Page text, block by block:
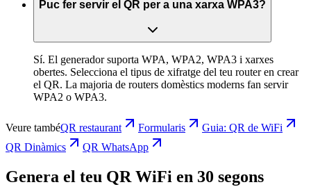
Puc fer servir el QR per a una xarxa WPA3?
Sí. El generador suporta WPA, WPA2, WPA3 i xarxes
obertes. Selecciona el tipus de xifratge del teu router en crear
el QR. La majoria de routers domèstics moderns fan servir
WPA2 o WPA3.
Veure tambéQR restaurant Formularis
Guia: QR de WiFi
QR Dinàmics
QR WhatsApp
Genera el teu QR WiFi en 30 segons